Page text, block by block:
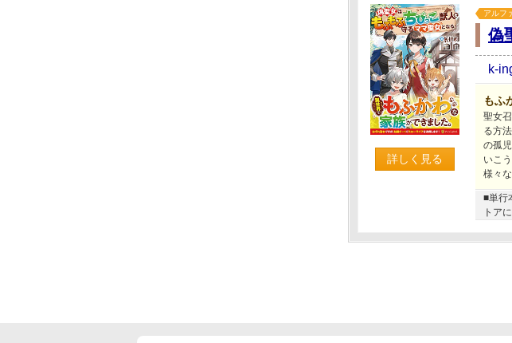
詳しく見る
アルフ
偽
k-
もふ
聖女
る方
の孤
いこ
様々
■単行
トア